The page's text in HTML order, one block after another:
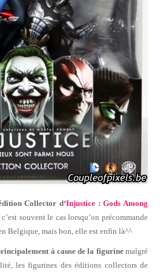
Collector d‘Injustice : Gods Among
souvent le cas lorsqu’on précommande
Belgique, mais bon, elle est enfin là^^
à cause de la figurinemalgré
les figurines des éditions collectors de